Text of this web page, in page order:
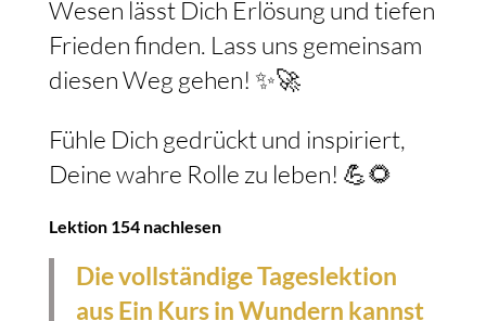
Wesen lässt Dich Erlösung und tiefen
Frieden finden. Lass uns gemeinsam
diesen Weg gehen! ✨🚀
Fühle Dich gedrückt und inspiriert,
Deine wahre Rolle zu leben! 💪🌻
Lektion 154 nachlesen
Die vollständige Tageslektion
aus Ein Kurs in Wundern kannst